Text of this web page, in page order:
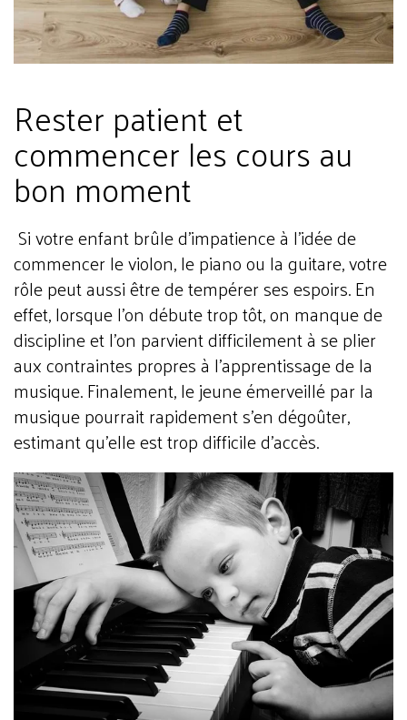
Rester patient et
commencer les cours au
bon moment
Si votre enfant brûle d’impatience à l’idée de
commencer le violon, le piano ou la guitare, votre
rôle peut aussi être de tempérer ses espoirs. En
effet, lorsque l’on débute trop tôt, on manque de
discipline et l’on parvient difficilement à se plier
aux contraintes propres à l’apprentissage de la
musique. Finalement, le jeune émerveillé par la
musique pourrait rapidement s’en dégoûter,
estimant qu’elle est trop difficile d’accès.